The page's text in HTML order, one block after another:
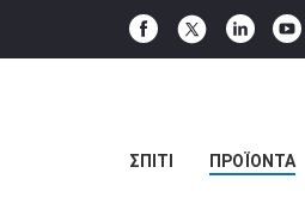
ΣΠΊΤΙ ΠΡΟΪΌΝΤΑ